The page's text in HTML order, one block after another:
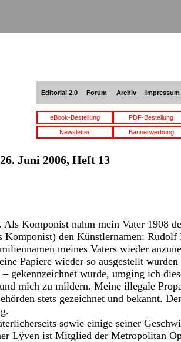
Editorial 2.0 Forum Archiv Impressum
eBook-Bestellung PDF-Bestellung
Newsletter Bannerwerbung
Juni 2006, Heft 13
Komponist nahm mein Vater 1908
den Künstlernamen: Rudolf
meines Vaters wieder
Papiere wieder so ausgestellt
gekennzeichnet wurde, umging ich
mich zu mildern. Meine illegale
stets gezeichnet und bekannt.
sowie einige seiner
Lÿven ist Mitglied der Metropolitan